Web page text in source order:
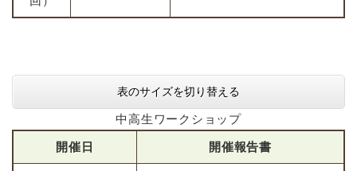
表のサイズを切り替える
中高生ワークショップ
開催日 開催報告書